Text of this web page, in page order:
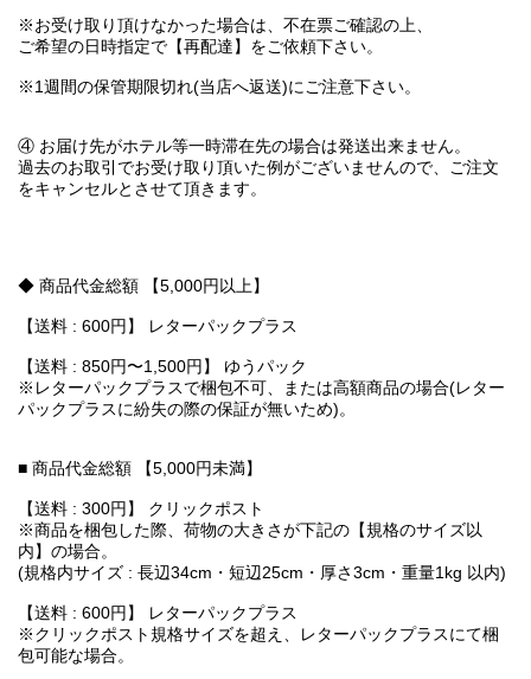
※お受け取り頂けなかった場合は、不在票ご確認の上、
ご希望の日時指定で【再配達】をご依頼下さい。
※1週間の保管期限切れ(当店へ返送)にご注意下さい。
④ お届け先がホテル等一時滞在先の場合は発送出来ません。
過去のお取引でお受け取り頂いた例がございませんので、ご注文
をキャンセルとさせて頂きます。
◆ 商品代金総額 【5,000円以上】
【送料 : 600円】 レターパックプラス
【送料 : 850円〜1,500円】 ゆうパック
※レターパックプラスで梱包不可、または高額商品の場合(レター
パックプラスに紛失の際の保証が無いため)。
■ 商品代金総額 【5,000円未満】
【送料 : 300円】 クリックポスト
※商品を梱包した際、荷物の大きさが下記の【規格のサイズ以
内】の場合。
(規格内サイズ : 長辺34cm・短辺25cm・厚さ3cm・重量1kg 以内)
【送料 : 600円】 レターパックプラス
※クリックポスト規格サイズを超え、レターパックプラスにて梱
包可能な場合。